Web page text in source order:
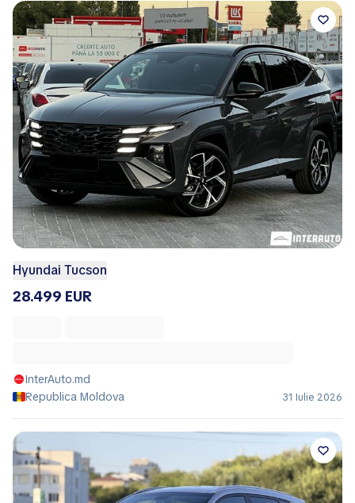
Hyundai Tucson
28.499 EUR
InterAuto.md
Republica Moldova
31 Iulie 2026